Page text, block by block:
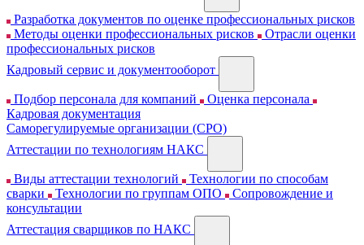
Разработка документов по оценке профессиональных рисков
Методы оценки профессиональных рисков
Отрасли оценки
профессиональных рисков
Кадровый сервис и документооборот
Подбор персонала для компаний
Оценка персонала
Кадровая документация
Cаморегулируемые организации (СРО)
Аттестации по технологиям НАКС
Виды аттестации технологий
Технологии по способам
сварки
Технологии по группам ОПО
Сопровождение и
консультации
Аттестация сварщиков по НАКС